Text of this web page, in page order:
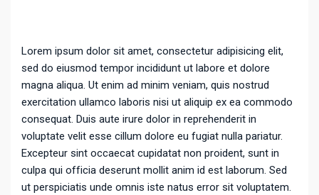
Lorem ipsum dolor sit amet, consectetur adipisicing elit,
sed do eiusmod tempor incididunt ut labore et dolore
magna aliqua. Ut enim ad minim veniam, quis nostrud
exercitation ullamco laboris nisi ut aliquip ex ea commodo
consequat. Duis aute irure dolor in reprehenderit in
voluptate velit esse cillum dolore eu fugiat nulla pariatur.
Excepteur sint occaecat cupidatat non proident, sunt in
culpa qui officia deserunt mollit anim id est laborum. Sed
ut perspiciatis unde omnis iste natus error sit voluptatem.